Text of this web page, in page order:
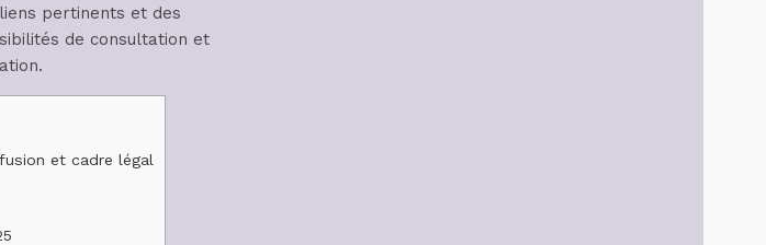
pertinents et des
de consultation et
et cadre légal